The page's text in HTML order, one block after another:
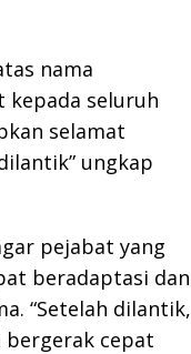
nama
kepada seluruh
selamat
ungkap
pejabat yang
beradaptasi dan
“Setelah dilantik,
bergerak cepat